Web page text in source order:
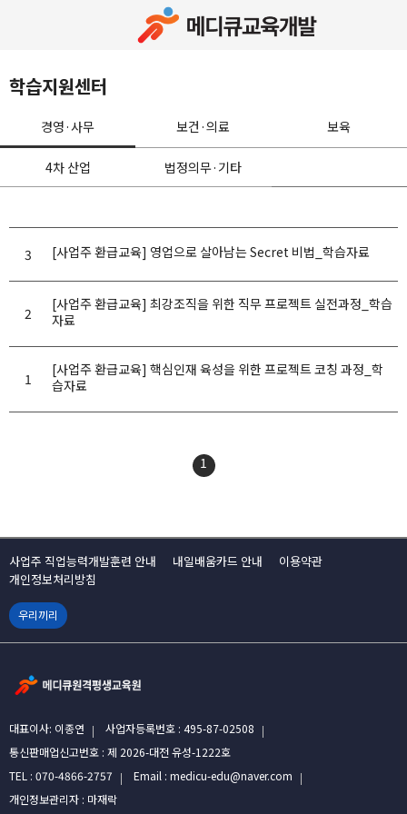
학습지원센터
경영·사무 보건·의료 보육
4차 산업 법정의무·기타
3 [사업주 환급교육] 영업으로 살아남는 Secret 비법_학습자료
2
[사업주 환급교육] 최강조직을 위한 직무 프로젝트 실전과정_학습
자료
1
[사업주 환급교육] 핵심인재 육성을 위한 프로젝트 코칭 과정_학
습자료
1
사업주 직업능력개발훈련 안내 내일배움카드 안내
이용약관
개인정보처리방침
우리끼리
대표이사: 이종연
사업자등록번호 : 495-87-02508
통신판매업신고번호 : 제 2026-대전 유성-1222호
TEL : 070-4866-2757
Email : medicu-edu@naver.com
개인정보관리자 : 마재락